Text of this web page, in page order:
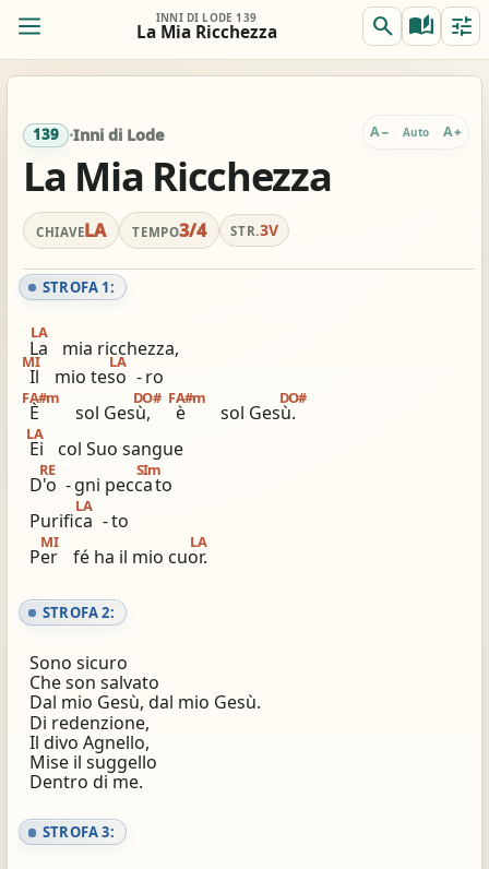
INNI DI LODE 139
La Mia Ricchezza search auto_stories tune
LA LA
LA remove Off
Accordi completi
tocca per semplificare
Per chitarra, suggerito:
view_column_2
2 colonne Scroll
graphic_eq
Accordatore
library_books
Simili altri innari
139 ·Inni di Lode A− Auto A+
La Mia Ricchezza
CHIAVELA TEMPO3/4 STR.3V
STROFA 1:
La
LA
mia ricchezza,
Il
MI
mio teso
LA
-ro
È
FA#m
sol Gesù,
DO#
è
FA#m
sol Gesù.
DO#
Ei
LA
col Suo sangue
D'o
RE
-gni pecca
SIm
to
Purifica
LA
-to
Per
MI
fé ha il mio cuor.
LA
STROFA 2:
Sono sicuro
Che son salvato
Dal mio Gesù, dal mio Gesù.
Di redenzione,
Il divo Agnello,
Mise il suggello
Dentro di me.
STROFA 3: